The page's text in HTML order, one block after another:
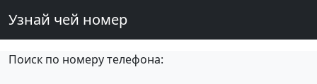
Узнай чей номер
Поиск по номеру телефона: